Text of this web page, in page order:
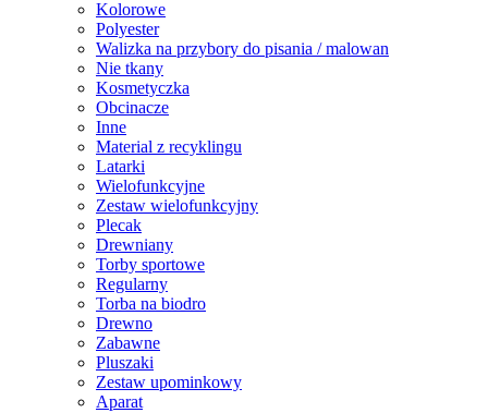
Kolorowe
Polyester
Walizka na przybory do pisania / malowan
Nie tkany
Kosmetyczka
Obcinacze
Inne
Material z recyklingu
Latarki
Wielofunkcyjne
Zestaw wielofunkcyjny
Plecak
Drewniany
Torby sportowe
Regularny
Torba na biodro
Drewno
Zabawne
Pluszaki
Zestaw upominkowy
Aparat